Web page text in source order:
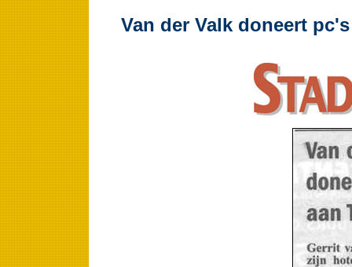
Van der Valk doneert